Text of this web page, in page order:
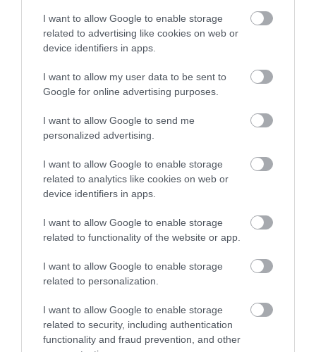
I want to allow Google to enable storage
related to advertising like cookies on web or
device identifiers in apps.
I want to allow my user data to be sent to
Google for online advertising purposes.
I want to allow Google to send me
personalized advertising.
I want to allow Google to enable storage
related to analytics like cookies on web or
device identifiers in apps.
I want to allow Google to enable storage
related to functionality of the website or app.
I want to allow Google to enable storage
related to personalization.
I want to allow Google to enable storage
related to security, including authentication
functionality and fraud prevention, and other
30.07.2026 15:11
Νιώθετε συνεχώς κουρασμένοι; – Η
εξάντληση που μπορεί να κρύβει ένα
αυτοάνοσο νόσημα
ΔΗΜΟΦΙΛΗ